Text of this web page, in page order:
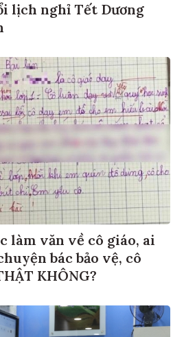
lịch nghỉ Tết Dương
làm văn về cô giáo, ai
bác bảo vệ, cô
KHÔNG?